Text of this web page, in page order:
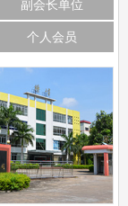
副会长单位
个人会员